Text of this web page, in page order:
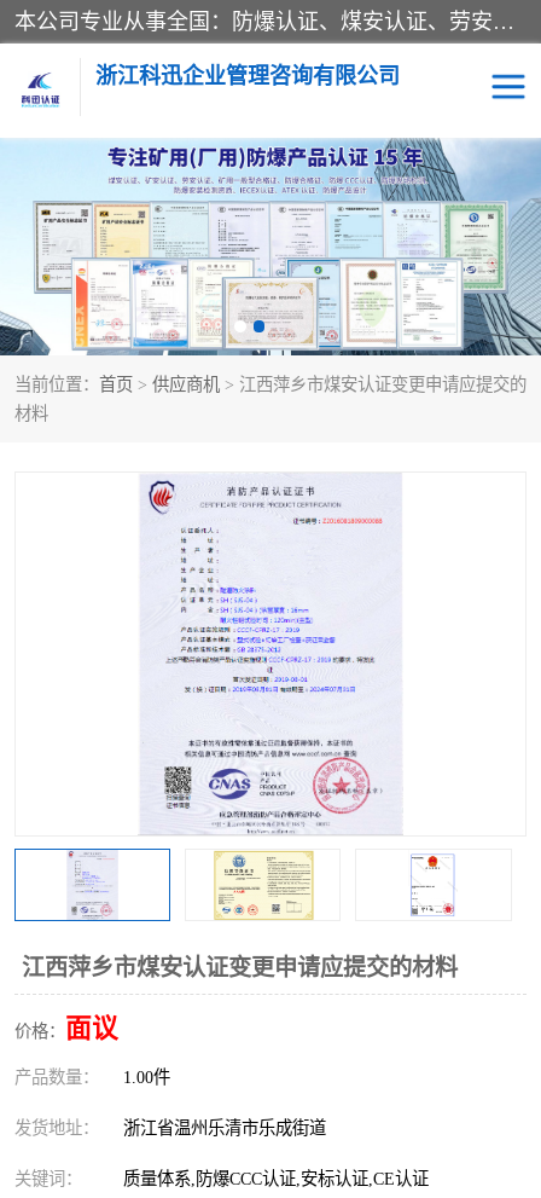
本公司专业从事全国：防爆认证、煤安认证、劳安认证、体系认证、产品认证、ATEX认证、IECEX认证、消防产品认证、生产认可证、验厂指导、认证技术支持、企业管理策划等一站式咨询服务。 用我们的智慧、经验、真诚与勤恳，分享成长的喜悦！ 全国24小时咨询热线：* 认证咨询：张老师（全国*）
浙江科迅企业管理咨询有限公司
当前位置： 首页 > 供应商机 > 江西萍乡市煤安认证变更申请应提交的
材料
江西萍乡市煤安认证变更申请应提交的材料
价格： 面议
产品数量： 1.00件
发货地址： 浙江省温州乐清市乐成街道
关键词： 质量体系,防爆CCC认证,安标认证,CE认证
煤安认证 防爆CCC认证
防爆合格证 矿安认证
劳安认证